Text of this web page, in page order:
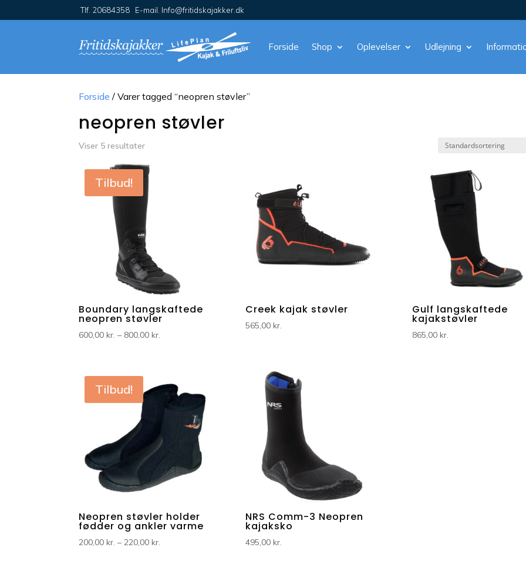
Tlf. 20684358 E-mail. Info@fritidskajakker.dk
Forside Shop Oplevelser Udlejning
Forside / Varer tagged “neopren støvler”
neopren støvler
Viser 5 resultater
Tilbud!
Boundary langskaftede
neopren støvler
600,00kr. – 800,00kr.
Creek kajak støvler
565,00 kr.
Gulf langskaftede
kajakstøvler
865,00 kr.
Tilbud!
Neopren støvler holder
fødder og ankler varme
200,00kr. – 220,00kr.
NRS Comm-3 Neopren
kajaksko
495,00 kr.